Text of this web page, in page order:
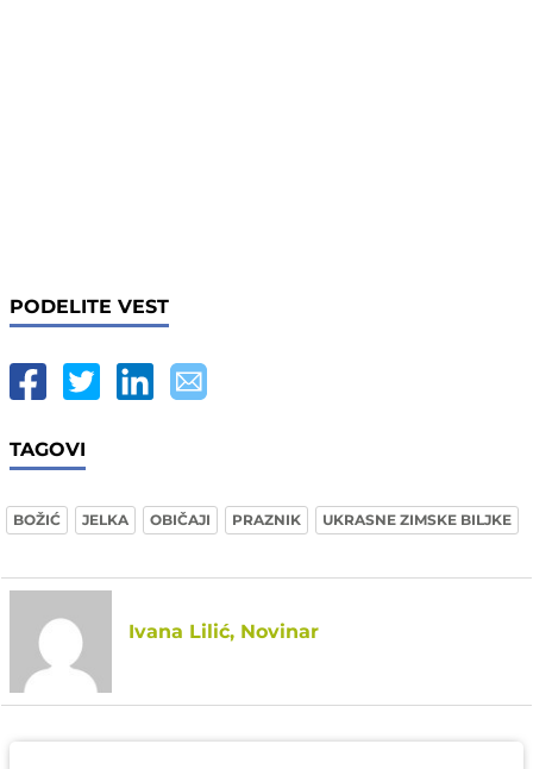
PODELITE VEST
TAGOVI
BOŽIĆ JELKA OBIČAJI PRAZNIK UKRASNE ZIMSKE BILJKE
Ivana Lilić, Novinar